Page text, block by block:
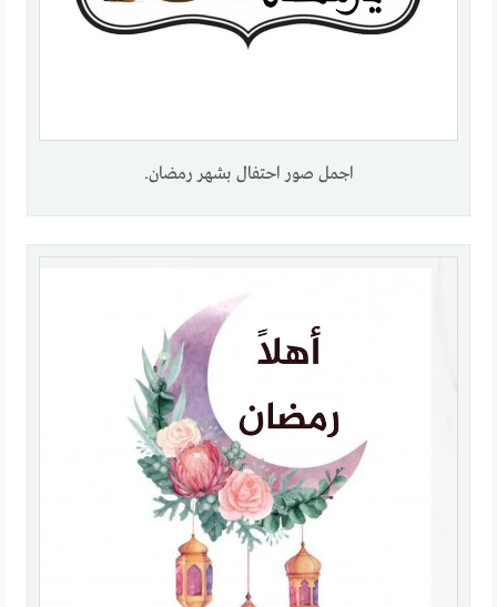
اجمل صور احتفال بشهر رمضان.